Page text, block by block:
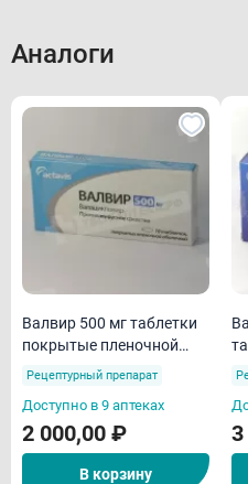
Производитель:
Имеются противопоказания,
специалиста
Внешний вид товара может
Фармакологическое
Передозировка
Противопоказания
Применение при
Побочные действия
Лекарственное
Особые указания
Условия хранения
Аналоги
Валвир 500 мг таблетки
покрытые пленочной
оболочкой N10
Рецептурный препарат
Доступно в 9 аптеках
2 000,00 ₽
В корзину